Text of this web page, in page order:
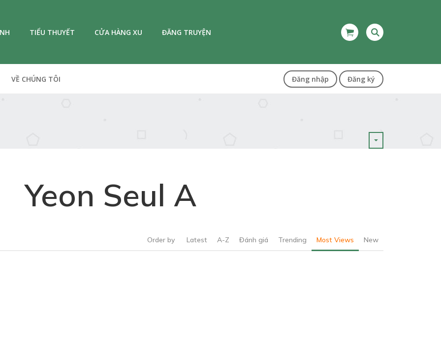
TIỂU THUYẾT CỬA HÀNG XU ĐĂNG TRUYỆN
VỀ CHÚNG TÔI Đăng nhập Đăng ký
Yeon Seul A
Order by Latest A-Z Đánh giá Trending Most Views New